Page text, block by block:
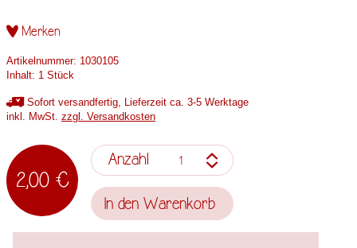
Merken
Artikelnummer: 1030105
Inhalt: 1 Stück
Sofort versandfertig, Lieferzeit ca. 3-5 Werktage
inkl. MwSt. zzgl. Versandkosten
2,00 €
Anzahl
In den Warenkorb